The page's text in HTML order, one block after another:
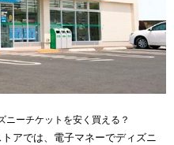
ニーチケットを安く買える？
アでは、電子マネーでディズニ